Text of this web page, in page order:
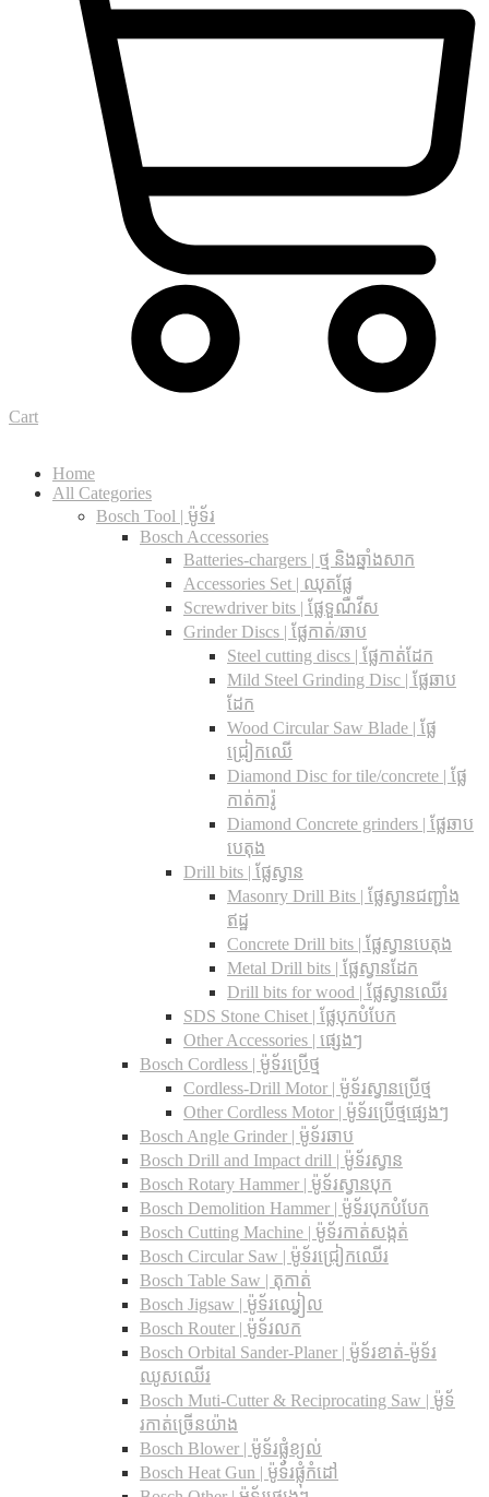
Cart
Home
All Categories
Bosch Tool | ម៉ូទ័រ
Bosch Accessories
Batteries-chargers | ថ្ម និងឆ្នាំងសាក
Accessories Set | ឈុតផ្លែ
Screwdriver bits | ផ្លែទួណឺវីស
Grinder Discs |​ ផ្លែកាត់/ឆាប
Steel cutting discs |​ ផ្លែកាត់ដែក
Mild Steel Grinding Disc | ផ្លែឆាប
ដែក
Wood Circular Saw Blade | ផ្លែ
ជ្រៀកឈើ
Diamond Disc for tile/concrete​ | ផ្លែ
កាត់ការ៉ូ
Diamond Concrete grinders | ផ្លែឆាប
បេតុង
Drill bits |​ ផ្លែស្វាន
Masonry Drill Bits |​ ផ្លែស្វានជញ្ជាំង
ឥដ្ឋ
Concrete Drill bits |​ ផ្លែស្វានបេតុង
Metal Drill bits |​ ផ្លែស្វានដែក
Drill bits for wood |​ ផ្លែស្វានឈើរ
SDS Stone Chiset |​ ផ្លែបុកបំបែក
Other Accessories | ផ្សេងៗ
Bosch Cordless | ម៉ូទ័រប្រើថ្ម
Cordless-Drill Motor | ម៉ូទ័រស្វានប្រើថ្ម
Other Cordless Motor | ម៉ូទ័រប្រើថ្មផ្សេងៗ
Bosch Angle Grinder | ម៉ូទ័រឆាប
Bosch Drill and Impact drill | ម៉ូទ័រស្វាន
Bosch Rotary Hammer | ម៉ូទ័រស្វានបុក
Bosch Demolition Hammer | ម៉ូទ័របុកបំបែក
Bosch Cutting Machine | ម៉ូទ័រកាត់សង្កត់
Bosch Circular Saw | ម៉ូទ័រជ្រៀកឈើរ
Bosch Table Saw | តុកាត់
Bosch Jigsaw | ម៉ូទ័រឈ្វៀល
Bosch Router | ម៉ូទ័រលក
Bosch Orbital Sander-Planer​ | ម៉ូទ័រខាត់-ម៉ូទ័រ
ឈូសឈើរ
Bosch Muti-Cutter & Reciprocating Saw​ | ម៉ូទ័
រកាត់ច្រើនយ៉ាង
Bosch Blower | ម៉ូទ័រផ្លុំខ្យល់
Bosch Heat Gun | ម៉ូទ័រផ្លុំកំដៅ